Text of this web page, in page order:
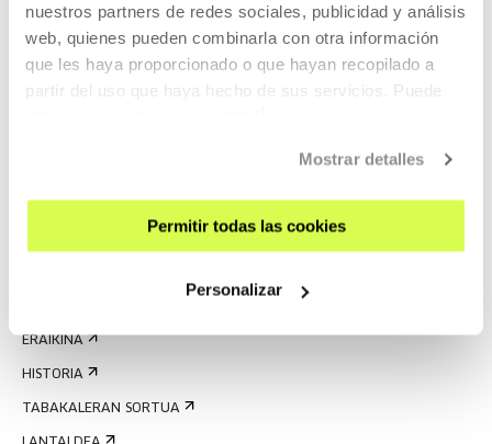
nuestros partners de redes sociales, publicidad y análisis
web, quienes pueden combinarla con otra información
que les haya proporcionado o que hayan recopilado a
partir del uso que haya hecho de sus servicios. Puede
Mostrar detalles
Permitir todas las cookies
Personalizar
IRISGARRITASUNA
ARAUAK
BIDALI ZURE PROPOSAMENA
ERAIKINA
HISTORIA
TABAKALERAN SORTUA